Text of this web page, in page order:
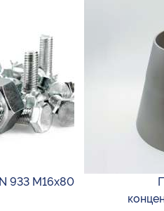
933 М16х80